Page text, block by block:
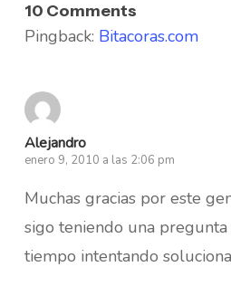
10 Comments
Pingback: Bitacoras.com
Alejandro
enero 9, 2010 a las 2:06 pm
Muchas gracias por este
sigo teniendo una
tiempo intentando